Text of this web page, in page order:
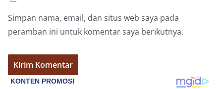
Simpan nama, email, dan situs web saya pada
peramban ini untuk komentar saya berikutnya.